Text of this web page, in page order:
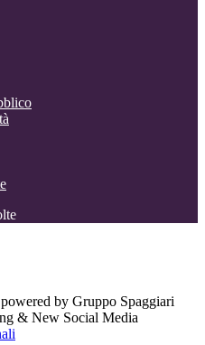
by Gruppo Spaggiari
& New Social Media